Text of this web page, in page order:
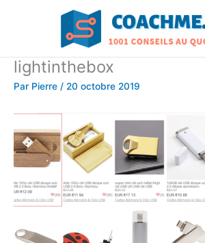
lightinthebox
Par Pierre / 20 octobre 2019